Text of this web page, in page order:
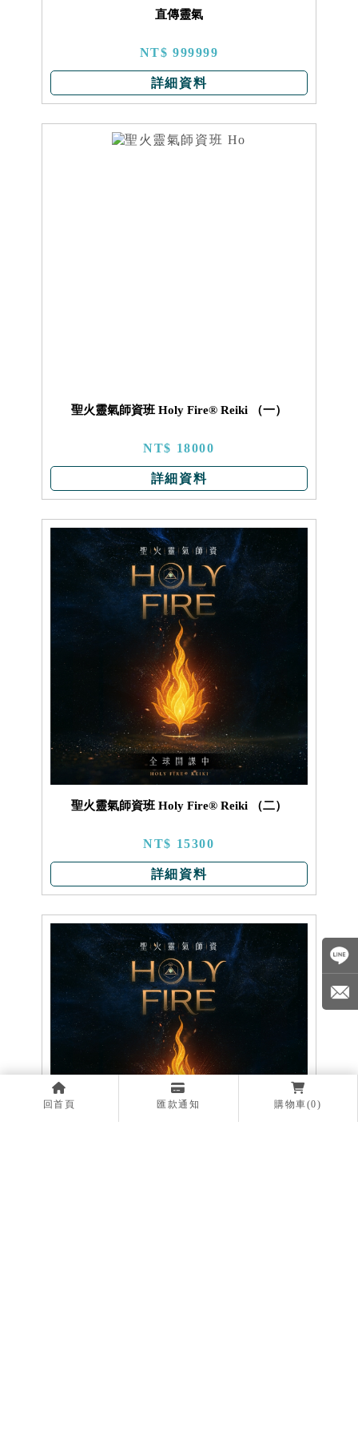
直傳靈氣
NT$ 999999
詳細資料
聖火靈氣師資班 Holy Fire® Reiki （一）
NT$ 18000
詳細資料
聖火靈氣師資班 Holy Fire® Reiki （二）
NT$ 15300
詳細資料
回首頁 匯款通知 購物車(0)